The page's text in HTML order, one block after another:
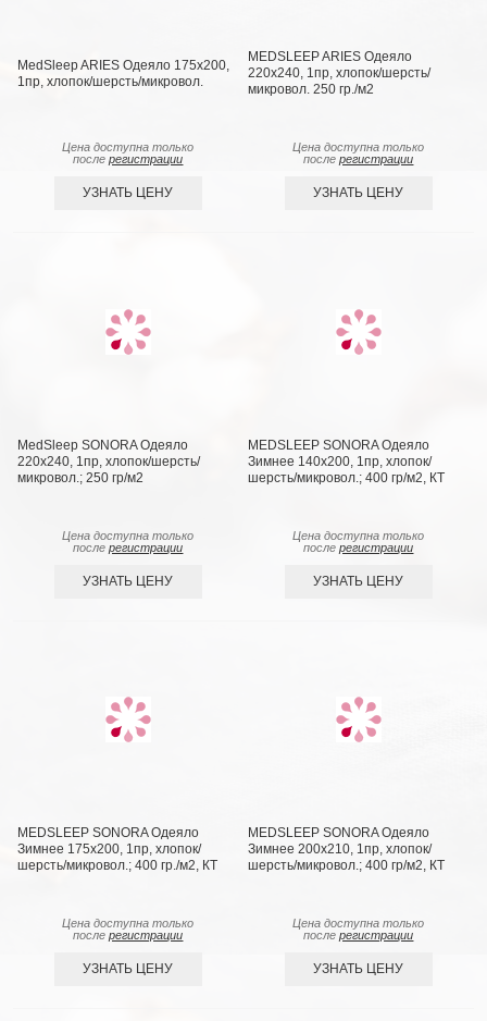
MedSleep ARIES Одеяло 175х200,
1пр, хлопок/шерсть/микровол.
Цена доступна только
послерегистрации
УЗНАТЬ ЦЕНУ
MEDSLEEP ARIES Одеяло
220х240, 1пр, хлопок/шерсть/
микровол. 250 гр./м2
Цена доступна только
послерегистрации
УЗНАТЬ ЦЕНУ
MedSleep SONORA Одеяло
220х240, 1пр, хлопок/шерсть/
микровол.; 250 гр/м2
Цена доступна только
послерегистрации
УЗНАТЬ ЦЕНУ
MEDSLEEP SONORA Одеяло
Зимнее 140х200, 1пр, хлопок/
шерсть/микровол.; 400 гр/м2, КТ
Цена доступна только
послерегистрации
УЗНАТЬ ЦЕНУ
MEDSLEEP SONORA Одеяло
Зимнее 175х200, 1пр, хлопок/
шерсть/микровол.; 400 гр./м2, КТ
Цена доступна только
послерегистрации
УЗНАТЬ ЦЕНУ
MEDSLEEP SONORA Одеяло
Зимнее 200х210, 1пр, хлопок/
шерсть/микровол.; 400 гр/м2, КТ
Цена доступна только
послерегистрации
УЗНАТЬ ЦЕНУ